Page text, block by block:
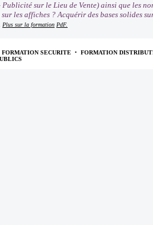
sur le Lieu de Vente) ainsi que les
les affiches ? Acquérir des bases solides
Plus sur la formation PdF.
FORMATION SECURITE • FORMATION